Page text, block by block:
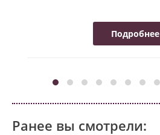
Подробнее
Ранее вы смотрели: